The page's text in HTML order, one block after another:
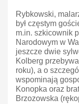
Rybkowski,
był częstym
m.in. szkicownik
Narodowym w
jeszcze dwie
Kolberg
roku), a o
wspominają
Konopka oraz
Brzozowska